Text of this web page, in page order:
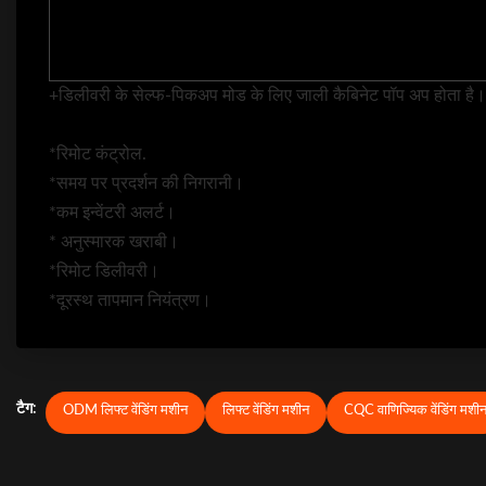
+डिलीवरी के सेल्फ-पिकअप मोड के लिए जाली कैबिनेट पॉप अप होता है।
*रिमोट कंट्रोल.
*समय पर प्रदर्शन की निगरानी।
*कम इन्वेंटरी अलर्ट।
* अनुस्मारक खराबी।
*रिमोट डिलीवरी।
*दूरस्थ तापमान नियंत्रण।
टैग: ODM लिफ्ट वेंडिंग मशीन लिफ्ट वेंडिंग मशीन CQC वाणिज्यिक वेंडिंग मशीन